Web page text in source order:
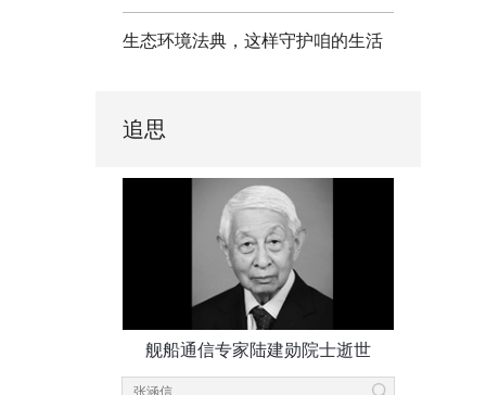
生态环境法典，这样守护咱的生活
追思
舰船通信专家陆建勋院士逝世